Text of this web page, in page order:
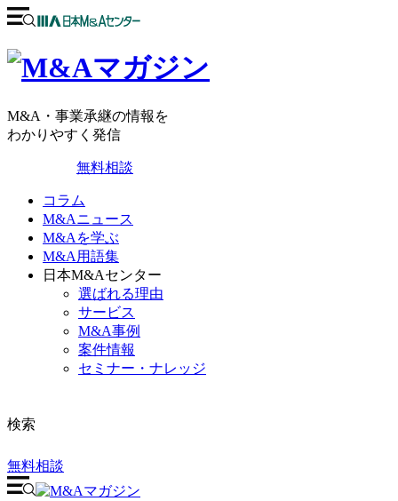
M&A・事業承継の情報を
わかりやすく発信
無料相談
コラム
M&Aニュース
M&Aを学ぶ
M&A用語集
日本M&Aセンター
選ばれる理由
サービス
M&A事例
案件情報
セミナー・ナレッジ
検索
無料相談